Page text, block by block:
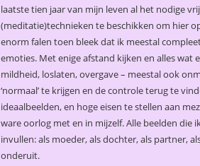
laatste tien jaar van mijn leven al het nodige
(meditatie)technieken te beschikken om hier
enorm falen toen bleek dat ik meestal
emoties. Met enige afstand kijken en alles wat
mildheid, loslaten, overgave – meestal ook
‘normaal’ te krijgen en de controle terug te
ideaalbeelden, en hoge eisen te stellen aan
ware oorlog met en in mijzelf. Alle beelden die
invullen: als moeder, als dochter, als partner,
onderuit.